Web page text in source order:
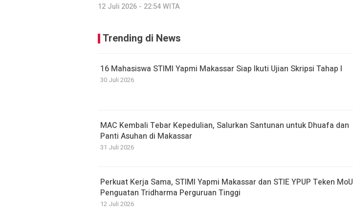
12 Juli 2026 - 22:54 WITA
Trending di News
16 Mahasiswa STIMI Yapmi Makassar Siap Ikuti Ujian Skripsi Tahap I
30 Juli 2026
MAC Kembali Tebar Kepedulian, Salurkan Santunan untuk Dhuafa dan
Panti Asuhan di Makassar
31 Juli 2026
Perkuat Kerja Sama, STIMI Yapmi Makassar dan STIE YPUP Teken MoU
Penguatan Tridharma Perguruan Tinggi
12 Juli 2026